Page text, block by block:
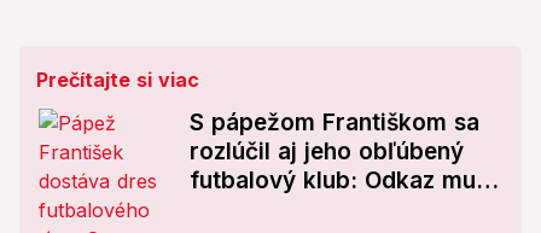
Prečítajte si viac
S pápežom Františkom sa
rozlúčil aj jeho obľúbený
futbalový klub: Odkaz mu